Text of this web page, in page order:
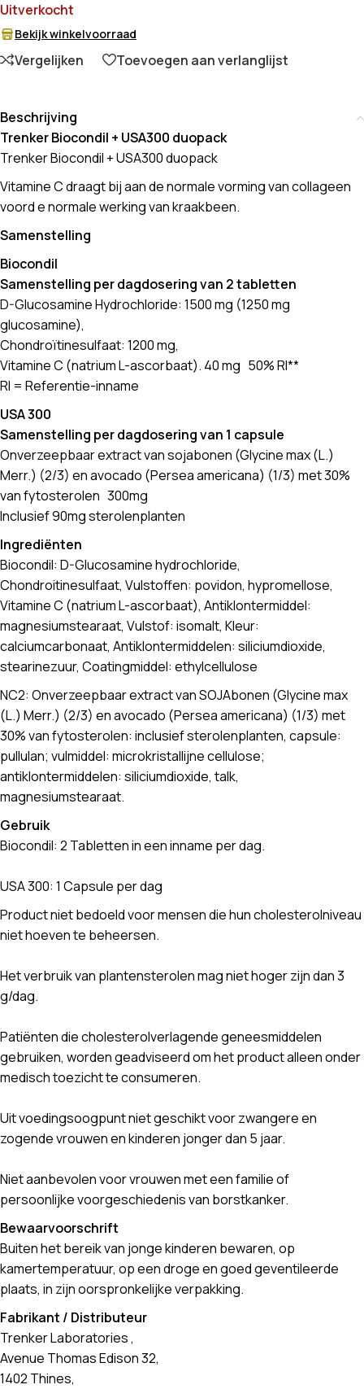
Uitverkocht
Bekijk winkelvoorraad
Vergelijken Toevoegen aan verlanglijst
Beschrijving
Trenker Biocondil + USA300 duopack
Trenker Biocondil + USA300 duopack
Vitamine C draagt bij aan de normale vorming van collageen
voord e normale werking van kraakbeen.
Samenstelling
Biocondil
Samenstelling per dagdosering van 2 tabletten
D-Glucosamine Hydrochloride: 1500 mg (1250 mg
glucosamine),
Chondroïtinesulfaat: 1200 mg,
Vitamine C (natrium L-ascorbaat). 40 mg 50% RI**
RI = Referentie-inname
USA 300
Samenstelling per dagdosering van 1 capsule
Onverzeepbaar extract van sojabonen (Glycine max (L.)
Merr.) (2/3) en avocado (Persea americana) (1/3) met 30%
van fytosterolen 300mg
Inclusief 90mg sterolenplanten
Ingrediënten
Biocondil: D-Glucosamine hydrochloride,
Chondroitinesulfaat, Vulstoffen: povidon, hypromellose,
Vitamine C (natrium L-ascorbaat), Antiklontermiddel:
magnesiumstearaat, Vulstof: isomalt, Kleur:
calciumcarbonaat, Antiklontermiddelen: siliciumdioxide,
stearinezuur, Coatingmiddel: ethylcellulose
NC2: Onverzeepbaar extract van SOJAbonen (Glycine max
(L.) Merr.) (2/3) en avocado (Persea americana) (1/3) met
30% van fytosterolen: inclusief sterolenplanten, capsule:
pullulan; vulmiddel: microkristallijne cellulose;
antiklontermiddelen: siliciumdioxide, talk,
magnesiumstearaat.
Gebruik
Biocondil: 2 Tabletten in een inname per dag.
USA 300: 1 Capsule per dag
Product niet bedoeld voor mensen die hun cholesterolniveau
niet hoeven te beheersen.
Het verbruik van plantensterolen mag niet hoger zijn dan 3
g/dag.
Patiënten die cholesterolverlagende geneesmiddelen
gebruiken, worden geadviseerd om het product alleen onder
medisch toezicht te consumeren.
Uit voedingsoogpunt niet geschikt voor zwangere en
zogende vrouwen en kinderen jonger dan 5 jaar.
Niet aanbevolen voor vrouwen met een familie of
persoonlijke voorgeschiedenis van borstkanker.
Bewaarvoorschrift
Buiten het bereik van jonge kinderen bewaren, op
kamertemperatuur, op een droge en goed geventileerde
plaats, in zijn oorspronkelijke verpakking.
Fabrikant / Distributeur
Trenker Laboratories ,
Avenue Thomas Edison 32,
1402 Thines,